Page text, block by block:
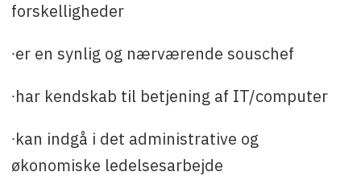
forskelligheder
∙er en synlig og nærværende souschef
∙har kendskab til betjening af IT/computer
∙kan indgå i det administrative og
økonomiske ledelsesarbejde